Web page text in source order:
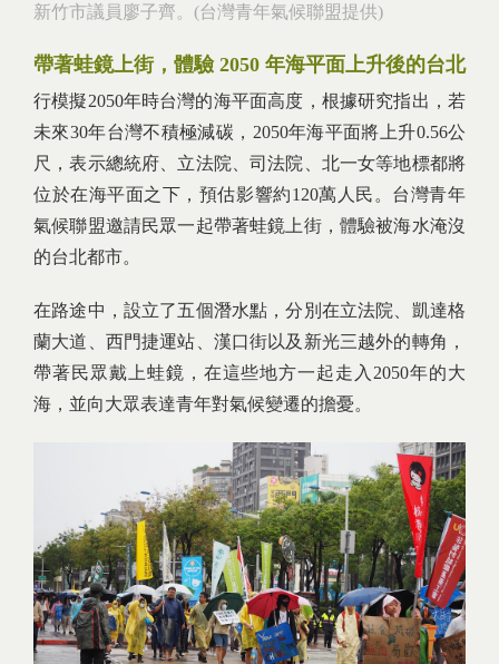
新竹市議員廖子齊。(台灣青年氣候聯盟提供)
帶著蛙鏡上街，體驗 2050 年海平面上升後的台北
行模擬2050年時台灣的海平面高度，根據研究指出，若
未來30年台灣不積極減碳，2050年海平面將上升0.56公
尺，表示總統府、立法院、司法院、北一女等地標都將
位於在海平面之下，預估影響約120萬人民。台灣青年
氣候聯盟邀請民眾一起帶著蛙鏡上街，體驗被海水淹沒
的台北都市。
在路途中，設立了五個潛水點，分別在立法院、凱達格
蘭大道、西門捷運站、漢口街以及新光三越外的轉角，
帶著民眾戴上蛙鏡，在這些地方一起走入2050年的大
海，並向大眾表達青年對氣候變遷的擔憂。